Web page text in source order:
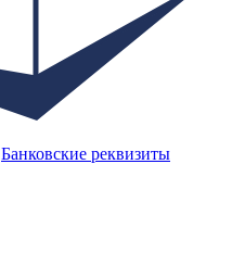
Банковские реквизиты